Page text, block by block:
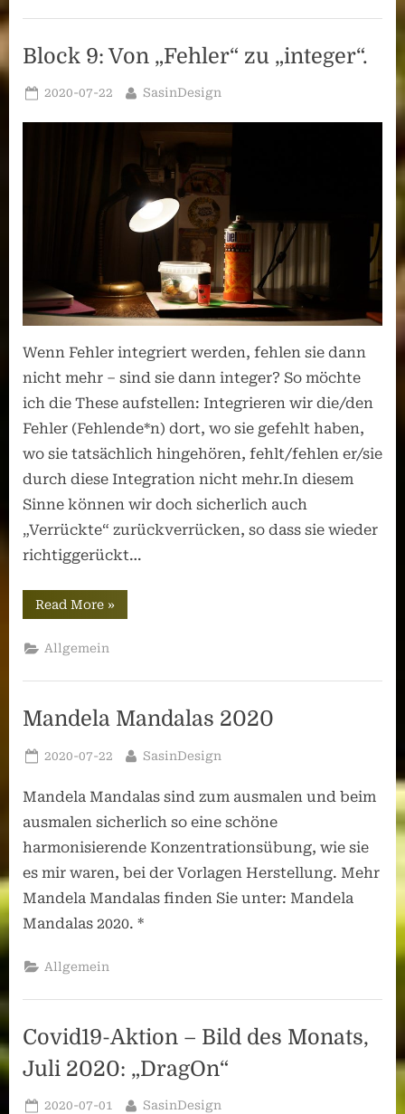
(BW,
Block 9: Von „Fehler“ zu „integer“.
Posted
2020-07-22 By
SasinDesign
Wenn Fehler integriert werden, fehlen sie dann
nicht mehr – sind sie dann integer? So möchte
ich die These aufstellen: Integrieren wir die/den
Fehler (Fehlende*n) dort, wo sie gefehlt haben,
wo sie tatsächlich hingehören, fehlt/fehlen er/sie
durch diese Integration nicht mehr.In diesem
Sinne können wir doch sicherlich auch
„Verrückte“ zurückverrücken, so dass sie wieder
richtiggerückt…
Read More“Block
9:
zu
»
Allgemein
Mandela Mandalas 2020
Posted
2020-07-22 By
SasinDesign
Mandela Mandalas sind zum ausmalen und beim
ausmalen sicherlich so eine schöne
harmonisierende Konzentrationsübung, wie sie
es mir waren, bei der Vorlagen Herstellung. Mehr
Mandela Mandalas finden Sie unter: Mandela
Mandalas 2020. *
Allgemein
Covid19-Aktion – Bild des Monats,
Juli 2020: „DragOn“
Posted
2020-07-01 By
SasinDesign